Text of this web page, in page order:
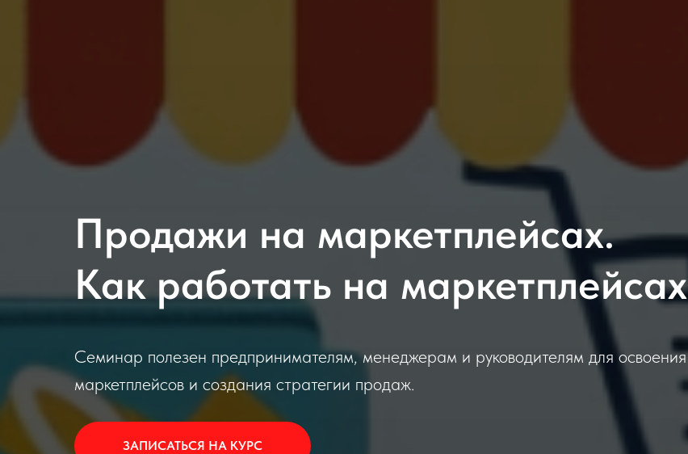
Продажи на маркетплейсах.
Как работать на маркетплейсах
Семинар полезен предпринимателям, менеджерам и руководителям для освоения
маркетплейсов и создания стратегии продаж.
ЗАПИСАТЬСЯ НА КУРС